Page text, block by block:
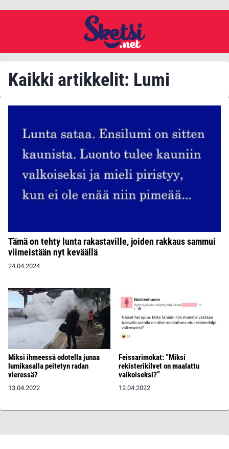
Kaikki artikkelit: Lumi
Tämä on tehty lunta rakastaville, joiden rakkaus sammui
viimeistään nyt keväällä
24.04.2024
Miksi ihmeessä odotella junaa
lumikasalla peitetyn radan
vieressä?
13.04.2022
Feissarimokat: ”Miksi
rekisterikilvet on maalattu
valkoiseksi?”
12.04.2022